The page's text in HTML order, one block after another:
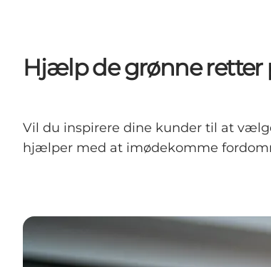
English
Hjælp de grønne retter
Vil du inspirere dine kunder til at
hjælper med at imødekomme